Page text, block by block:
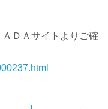
ＤＡサイトよりご確